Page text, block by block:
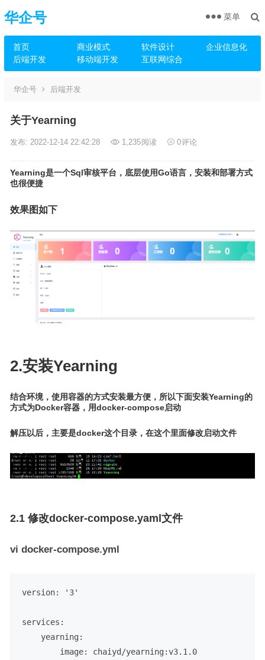
华企号
首页 商业模式 软件设计
企业信息化
后端开发
移动端开发 互联网综合
菜单
华企号 后端开发
关于Yearning
发布: 2022-12-14 22:42:28 1,235阅读 0评论
Yearning是一个Sql审核平台，底层使用Go语言，安装和部署方式
也很便捷
效果图如下
2.安装Yearning
结合环境，使用容器的方式安装最方便，所以下面安装Yearning的
方式为Docker容器，用docker-compose启动
解压以后，主要是docker这个目录，在这个里面修改启动文件
2.1 修改docker-compose.yaml文件
vi docker-compose.yml
version: '3'
services:
yearning:
image:
chaiyd/yearning:v3.1.0